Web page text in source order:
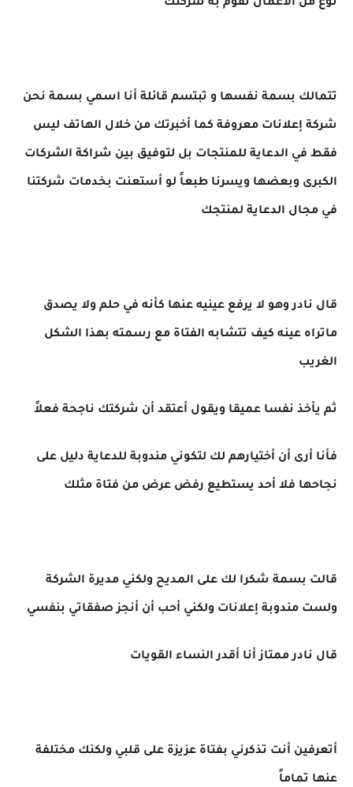
نوع من الأعمال تقوم به شركتك
تتمالك بسمة نفسها و تبتسم قائلة أنا اسمي بسمة نحن
شركة إعلانات معروفة كما أخبرتك من خلال الهاتف ليس
فقط في الدعاية للمنتجات بل لتوفيق بين شراكة الشركات
الكبرى وبعضها ويسرنا طبعاً لو أستعنت بخدمات شركتنا
في مجال الدعاية لمنتجك
قال نادر وهو لا يرفع عينيه عنها كأنه في حلم ولا يصدق
ماتراه عينه كيف تتشابه الفتاة مع رسمته بهذا الشكل
الغريب
ثم يأخذ نفسا عميقا ويقول أعتقد أن شركتك ناجحة فعلاً
فأنا أرى أن أختيارهم لك لتكوني مندوبة للدعاية دليل على
نجاحها فلا أحد يستطيع رفض عرض من فتاة مثلك
قالت بسمة شكرا لك على المديح ولكني مديرة الشركة
ولست مندوبة إعلانات ولكني أحب أن أنجز صفقاتي بنفسي
قال نادر ممتاز أنا أقدر النساء القويات
أتعرفين أنت تذكرني بفتاة عزيزة على قلبي ولكنك مختلفة
عنها تماماً